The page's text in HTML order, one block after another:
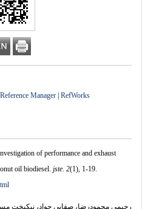
|Reference Manager|RefWorks
Investigation of performance and exhaust
oil biodiesel.jste.2(1), 1-19.
رحیمی محمودرضا، صفایی جواد، نیکبخت